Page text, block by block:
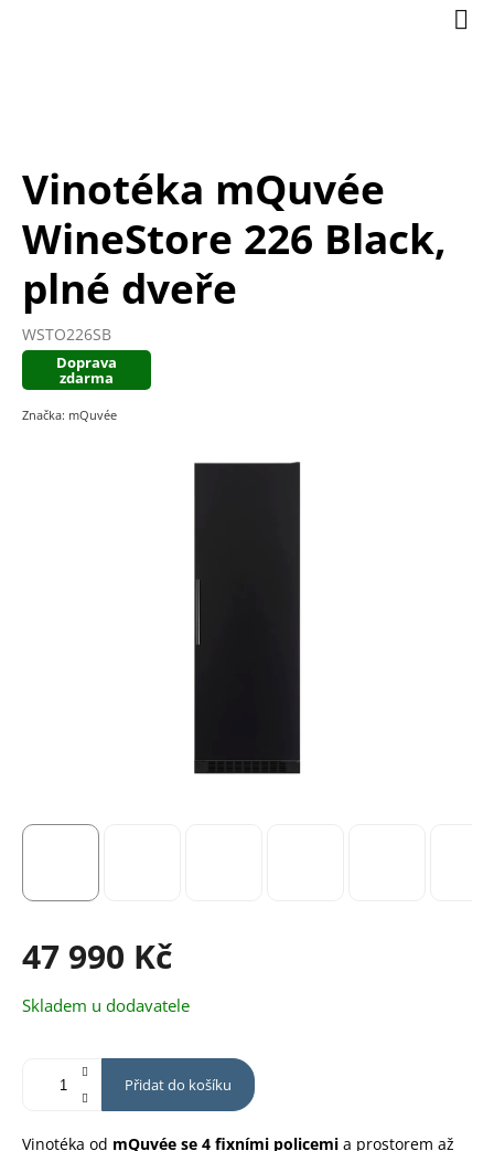
Vinotéka mQuvée
WineStore 226 Black,
plné dveře
WSTO226SB
Doprava
zdarma
Značka: mQuvée
47 990 Kč
Měrná
cena:
Skladem u dodavatele
Přidat do košíku
Vinotéka od mQuvée se 4 fixními policemi a prostorem až